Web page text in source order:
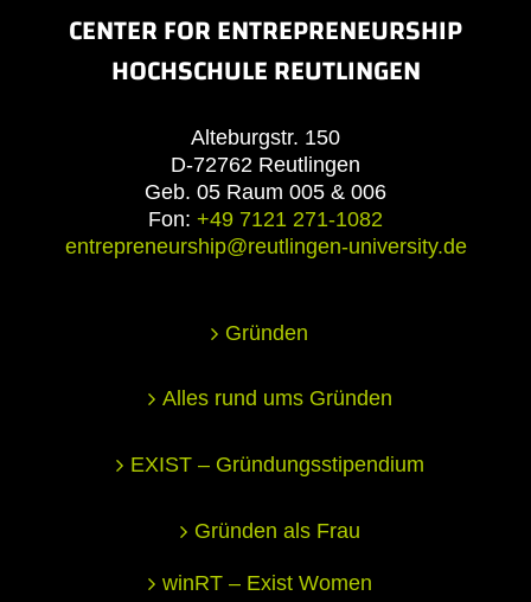
CENTER FOR ENTREPRENEURSHIP
HOCHSCHULE REUTLINGEN
Alteburgstr. 150
D-72762 Reutlingen
Geb. 05 Raum 005 & 006
Fon: +49 7121 271-1082
entrepreneurship@reutlingen-university.de
Gründen
Alles rund ums Gründen
EXIST – Gründungsstipendium
Gründen als Frau
winRT – Exist Women